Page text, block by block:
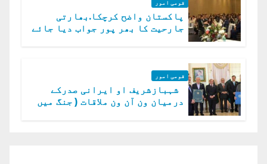
قومی امور
پاکستان واضح کرچکا.بھارتی
جارحیت کا بھر پور جواب دیا جائے
قومی امور
شہبازشریف او ایرانی صدرکے
درمیان ون آن ون ملاقات ( جنگ میں